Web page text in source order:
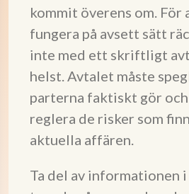
kommit överens om. För
fungera på avsett sätt
inte med ett skriftligt
helst. Avtalet måste
parterna faktiskt gör
reglera de risker som
aktuella affären.
Ta del av informationen